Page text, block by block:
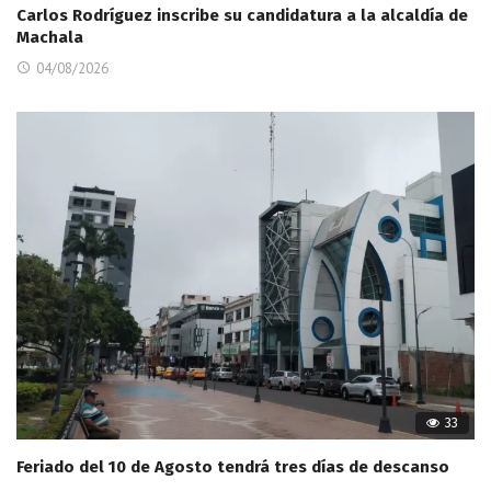
Carlos Rodríguez inscribe su candidatura a la alcaldía de
Machala
04/08/2026
33
Feriado del 10 de Agosto tendrá tres días de descanso